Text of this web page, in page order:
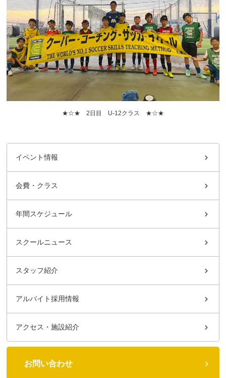
★☆★ 2日目 U-12クラス ★☆★
イベント情報
会費・クラス
年間スケジュール
スクールニュース
スタッフ紹介
アルバイト採用情報
アクセス・施設紹介
お問い合わせ